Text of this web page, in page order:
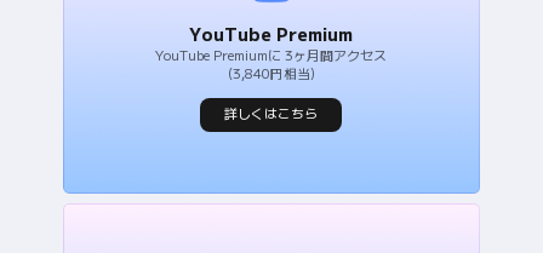
YouTube Premium
YouTube Premiumに 3ヶ月間アクセス
(3,840円相当)
詳しくはこちら